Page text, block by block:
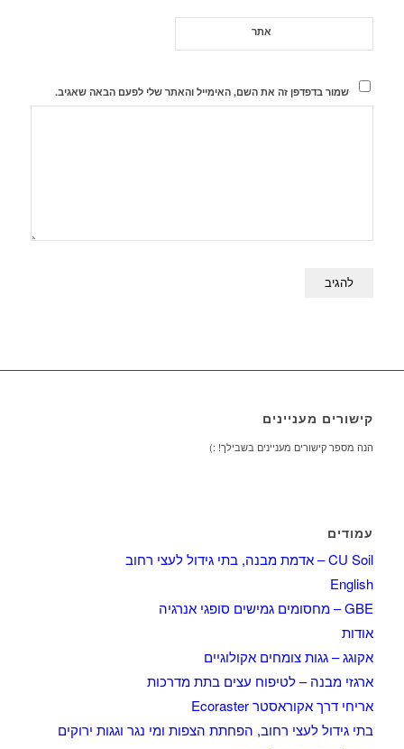
אתר
שמור בדפדפן זה את השם, האימייל והאתר שלי לפעם הבאה שאגיב.
קישורים מעניינים
הנה מספר קישורים מעניינים בשבילך! :)
עמודים
CU Soil – אדמת מבנה, בתי גידול לעצי רחוב
English
GBE – מחסומים גמישים סופגי אנרגיה
אודות
אקוגג – גגות צומחים אקולוגיים
ארגזי מבנה – לטיפוח עצים בתת מדרכות
אריחי דרך אקוראסטר Ecoraster
בתי גידול לעצי רחוב, הפחתת הצפות ומי נגר וגגות ירוקים